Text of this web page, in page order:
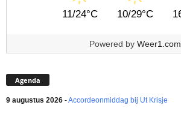
11/24°C 10/29°C
Powered by Weer1.com
Agenda
9 augustus 2026 -Accordeonmiddag bij Ut Krisje